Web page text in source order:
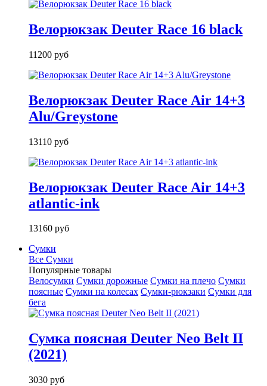
Велорюкзак Deuter Race 16 black
11200 руб
Велорюкзак Deuter Race Air 14+3
Alu/Greystone
13110 руб
Велорюкзак Deuter Race Air 14+3
atlantic-ink
13160 руб
Сумки
Все Сумки
Популярные товары
Велосумки Сумки дорожные Сумки на плечо Сумки
поясные Сумки на колесах Сумки-рюкзаки Сумки для
бега
Сумка поясная Deuter Neo Belt II
(2021)
3030 руб